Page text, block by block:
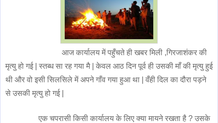
आज कार्यालय में पहुँचते ही खबर मिली ,गिरजाशंकर की
मृत्यु हो गई | स्तब्ध सा रह गया मै | केवल आठ दिन पूर्व ही उसकी माँ की मृत्यु हुई
थी और वो इसी सिलसिले में अपने गाँव गया हुआ था | वँही दिल का दौरा पड़ने
से उसकी मृत्यु हो गई |
एक चपरासी किसी कार्यालय के लिए क्या मायने रखता है ? उसके